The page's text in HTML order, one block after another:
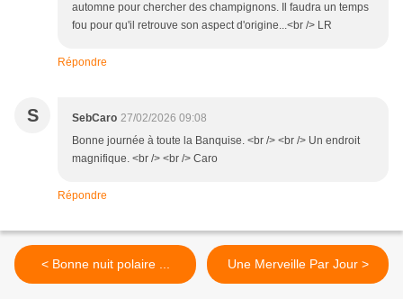
automne pour chercher des champignons. Il faudra un temps
fou pour qu'il retrouve son aspect d'origine...<br /> LR
Répondre
S SebCaro 27/02/2026 09:08
Bonne journée à toute la Banquise. <br /> <br /> Un endroit
magnifique. <br /> <br /> Caro
Répondre
< Bonne nuit polaire ... Une Merveille Par Jour >